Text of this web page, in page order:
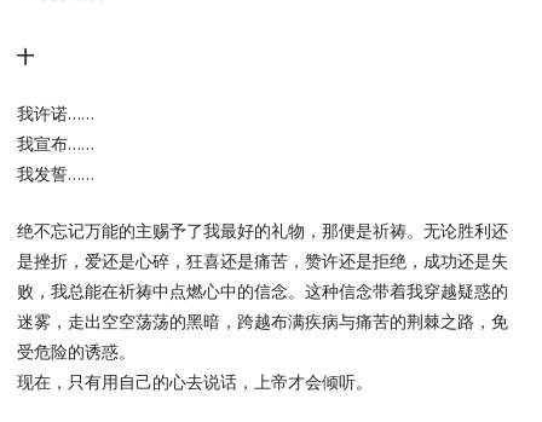
十
我许诺……
我宣布……
我发誓……
绝不忘记万能的主赐予了我最好的礼物，那便是祈祷。无论胜利还
是挫折，爱还是心碎，狂喜还是痛苦，赞许还是拒绝，成功还是失
败，我总能在祈祷中点燃心中的信念。这种信念带着我穿越疑惑的
迷雾，走出空空荡荡的黑暗，跨越布满疾病与痛苦的荆棘之路，免
受危险的诱惑。
现在，只有用自己的心去说话，上帝才会倾听。